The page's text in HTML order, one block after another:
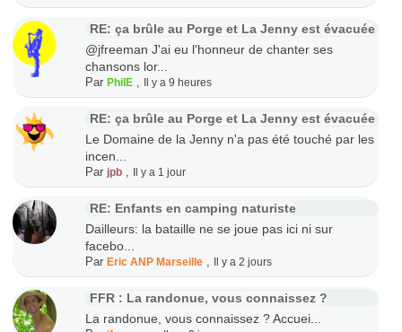
RE: ça brûle au Porge et La Jenny est évacuée
@jfreeman J'ai eu l'honneur de chanter ses
chansons lor...
ParPhilE Il y a 9 heures
RE: ça brûle au Porge et La Jenny est évacuée
Le Domaine de la Jenny n'a pas été touché par les
incen...
Parjpb Il y a 1 jour
RE: Enfants en camping naturiste
Dailleurs: la bataille ne se joue pas ici ni sur
facebo...
ParEric ANP Marseille Il y a 2 jours
FFR : La randonue, vous connaissez ?
La randonue, vous connaissez ? Accuei...